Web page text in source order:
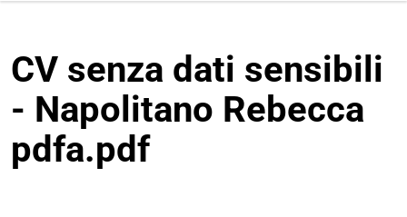
CV senza dati sensibili
- Napolitano Rebecca
pdfa.pdf